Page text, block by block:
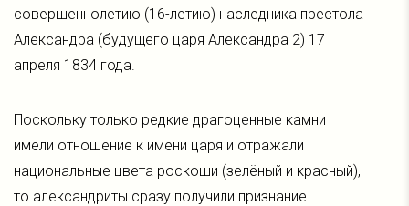
совершеннолетию (16-летию) наследника престола
Александра (будущего царя Александра 2) 17
апреля 1834 года.
Поскольку только редкие драгоценные камни
имели отношение к имени царя и отражали
национальные цвета роскоши (зелёный и красный),
то александриты сразу получили признание